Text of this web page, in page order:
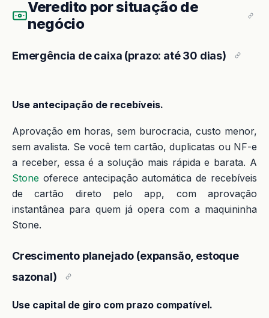
Veredito por situação de
negócio
Emergência de caixa (prazo: até 30 dias)
Use antecipação de recebíveis.
Aprovação em horas, sem burocracia, custo menor,
sem avalista. Se você tem cartão, duplicatas ou NF-e
a receber, essa é a solução mais rápida e barata. A
Stone oferece antecipação automática de recebíveis
de cartão direto pelo app, com aprovação
instantânea para quem já opera com a maquininha
Stone.
Crescimento planejado (expansão, estoque
sazonal)
Use capital de giro com prazo compatível.